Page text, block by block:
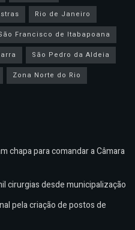
Rio de Janeiro
Francisco de Itabapoana
São Pedro da Aldeia
Zona Norte do Rio
chapa para comandar a Câmara
cirurgias desde municipalização
pela criação de postos de